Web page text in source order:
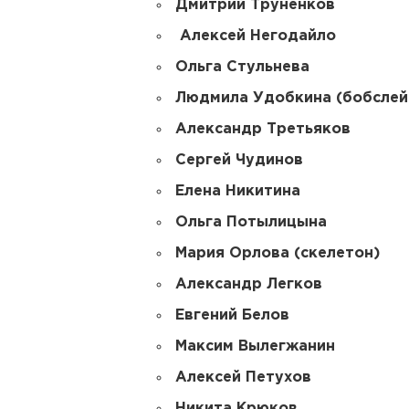
Дмитрий Труненков
Алексей Негодайло
Ольга Стульнева
Людмила Удобкина
Александр Третьяков
Сергей Чудинов
Елена Никитина
Ольга Потылицына
Мария Орлова (скелетон)
Александр Легков
Евгений Белов
Максим Вылегжанин
Алексей Петухов